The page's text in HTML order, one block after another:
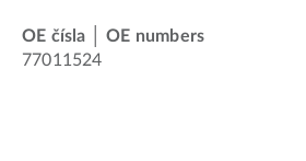
OE čísla │ OE numbers
77011524